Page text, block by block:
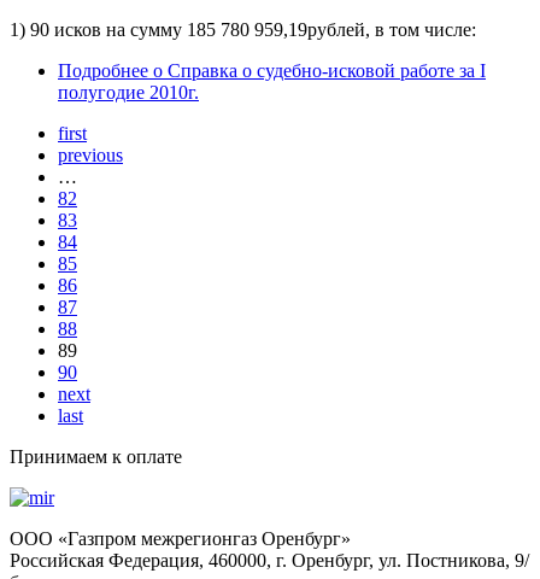
1) 90 исков на сумму 185 780 959,19рублей, в том числе:
Подробнее о Справка о судебно-исковой работе за I
полугодие 2010г.
first
previous
…
82
83
84
85
86
87
88
89
90
next
last
Принимаем к оплате
OOO «Газпром межрегионгаз Оренбург»
Российская Федерация, 460000, г. Оренбург, ул. Постникова, 9/